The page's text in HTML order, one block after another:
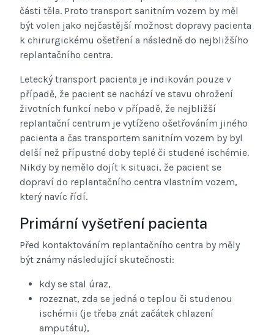
části těla. Proto transport sanitním vozem by měl
být volen jako nejčastější možnost dopravy pacienta
k chirurgickému ošetření a následně do nejbližšího
replantačního centra.
Letecký transport pacienta je indikován pouze v
případě, že pacient se nachází ve stavu ohrožení
životních funkcí nebo v případě, že nejbližší
replantační centrum je vytíženo ošetřováním jiného
pacienta a čas transportem sanitním vozem by byl
delší než přípustné doby teplé či studené ischémie.
Nikdy by nemělo dojít k situaci, že pacient se
dopraví do replantačního centra vlastním vozem,
který navíc řídí.
Primární vyšetření pacienta
Před kontaktováním replantačního centra by měly
být známy následující skutečnosti:
kdy se stal úraz,
rozeznat, zda se jedná o teplou či studenou
ischémii (je třeba znát začátek chlazení
amputátu),